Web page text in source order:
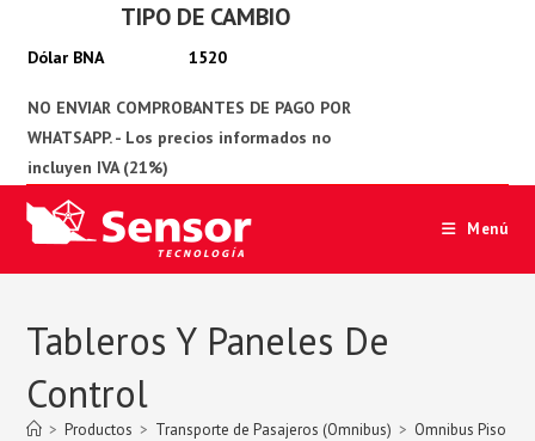
TIPO DE CAMBIO
1520
Menú
Tableros Y Paneles De
Control
> Productos > Transporte de Pasajeros (Omnibus) > Omnibus Piso